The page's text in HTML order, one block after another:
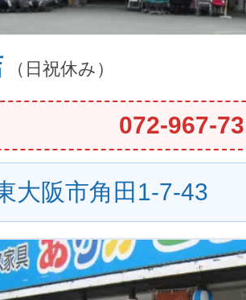
（日祝休み）
072-967-
大阪市角田1-7-43